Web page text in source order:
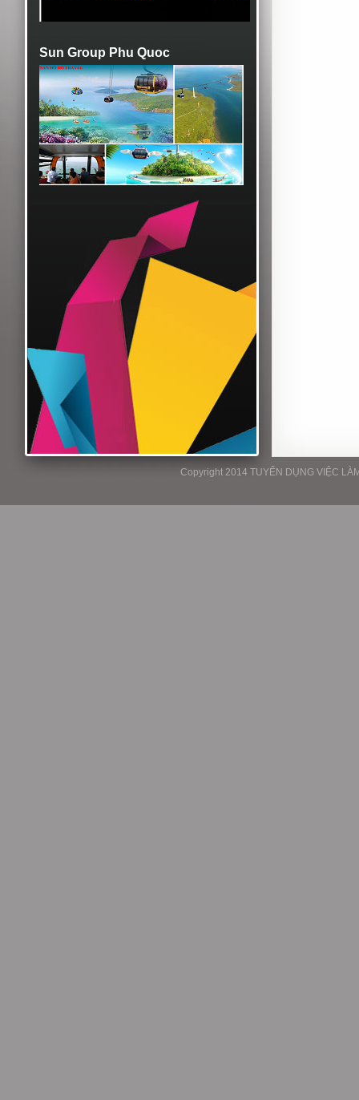
Sun Group Phu Quoc
Copyright 2014 TUYỂN DỤNG VIỆC